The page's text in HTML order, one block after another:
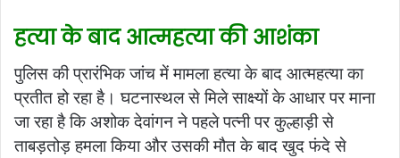
हत्या के बाद आत्महत्या की आशंका
पुलिस की प्रारंभिक जांच में मामला हत्या के बाद आत्महत्या का
प्रतीत हो रहा है। घटनास्थल से मिले साक्ष्यों के आधार पर माना
जा रहा है कि अशोक देवांगन ने पहले पत्नी पर कुल्हाड़ी से
ताबड़तोड़ हमला किया और उसकी मौत के बाद खुद फंदे से